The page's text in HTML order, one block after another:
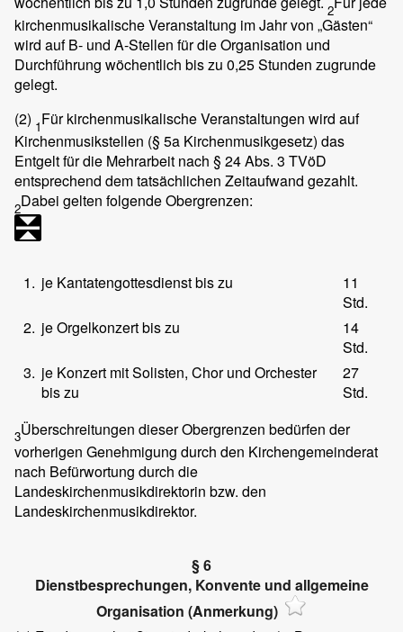
2
kirchenmusikalische Veranstaltung im Jahr von „Gästen“
wird auf B- und A-Stellen für die Organisation und
Durchführung wöchentlich bis zu 0,25 Stunden zugrunde
gelegt.
(2) 1Für kirchenmusikalische Veranstaltungen wird auf
Kirchenmusikstellen (§ 5a Kirchenmusikgesetz) das
Entgelt für die Mehrarbeit nach § 24 Abs. 3 TVöD
entsprechend dem tatsächlichen Zeitaufwand gezahlt.
2Dabei gelten folgende Obergrenzen:
1. je Kantatengottesdienst bis zu
11
Std.
2. je Orgelkonzert bis zu
14
Std.
3. je Konzert mit Solisten, Chor und Orchester
bis zu
27
Std.
3Überschreitungen dieser Obergrenzen bedürfen der
vorherigen Genehmigung durch den Kirchengemeinderat
nach Befürwortung durch die
Landeskirchenmusikdirektorin bzw. den
Landeskirchenmusikdirektor.
§ 6
Dienstbesprechungen, Konvente und allgemeine
Organisation (Anmerkung)